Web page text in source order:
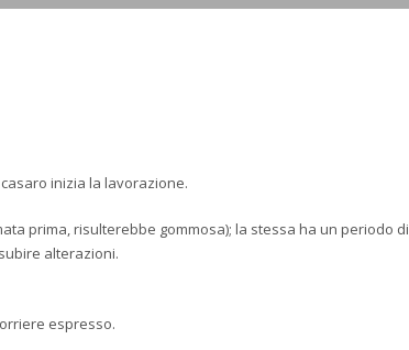
inizia la lavorazione.
prima, risulterebbe gommosa); la stessa ha un periodo di
alterazioni.
espresso.